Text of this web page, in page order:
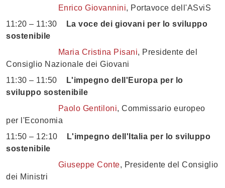
Enrico Giovannini, Portavoce dell'ASviS
11:20 – 11:30
La voce dei giovani per lo sviluppo
sostenibile
Maria Cristina Pisani, Presidente del
Consiglio Nazionale dei Giovani
11:30 – 11:50
L'impegno dell'Europa per lo
sviluppo sostenibile
Paolo Gentiloni, Commissario europeo
per l'Economia
11:50 – 12:10
L'impegno dell'Italia per lo sviluppo
sostenibile
Giuseppe Conte, Presidente del Consiglio
dei Ministri